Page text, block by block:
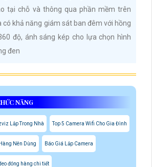
tại chỗ và thông qua phần mềm trên
có khả năng giám sát ban đêm với hồng
độ, ánh sáng kép cho lựa chọn hình
đen
NĂNG
Lắp Trong Nhà Top 5 Camera Wifi Cho Gia Đình
Nên Dùng Báo Giá Lắp Camera
đóng hàng chi tiết